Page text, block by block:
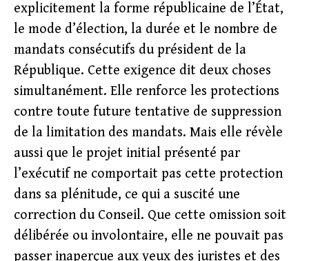
explicitement la forme républicaine de l’État,
le mode d’élection, la durée et le nombre de
mandats consécutifs du président de la
République. Cette exigence dit deux choses
simultanément. Elle renforce les protections
contre toute future tentative de suppression
de la limitation des mandats. Mais elle révèle
aussi que le projet initial présenté par
l’exécutif ne comportait pas cette protection
dans sa plénitude, ce qui a suscité une
correction du Conseil. Que cette omission soit
délibérée ou involontaire, elle ne pouvait pas
passer inaperçue aux yeux des juristes et des